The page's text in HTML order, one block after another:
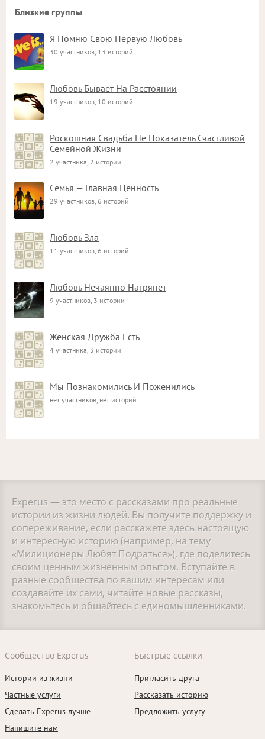
Близкие группы
Я Помню Свою Первую Любовь
30 участников, 13 историй
Любовь Бывает На Расстоянии
19 участников, 10 историй
Роскошная Свадьба Не Показатель Счастливой
Семейной Жизни
2 участника, 2 истории
Семья — Главная Ценность
29 участников, 6 историй
Любовь Зла
11 участников, 6 историй
Любовь Нечаянно Нагрянет
9 участников, 3 истории
Женская Дружба Есть
4 участника, 3 истории
Мы Познакомились И Поженились
нет участников, нет историй
Experus — это место с рассказами про реальные
истории из жизни людей. Вы получите поддержку и
сопереживание, если расскажете здесь настоящую
и интересную историю (например, на тему
«Милиционеры Любят Подраться»), где поделитесь
своим ценным жизненным опытом. Вступайте в
разные сообщества по вашим интересам или
создавайте их сами, читайте новые рассказы,
знакомьтесь и общайтесь с единомышленниками.
Сообщество Experus
Истории из жизни
Частные услуги
Сделать Experus лучше
Напишите нам
Быстрые ссылки
Пригласить друга
Рассказать историю
Предложить услугу